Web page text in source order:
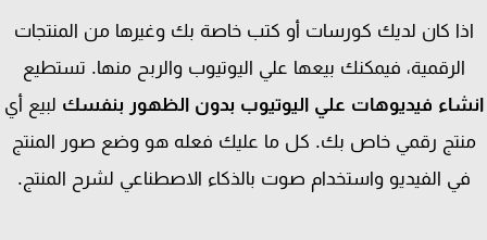
كان لديك كورسات أو كتب خاصة بك وغيرها من المنتجات
الرقمية، فيمكنك بيعها علي اليوتيوب والربح منها. تستطيع
فيديوهات علي اليوتيوب بدون الظهور بنفسكلبيع أي
رقمي خاص بك. كل ما عليك فعله هو وضع صور المنتج
الفيديو واستخدام صوت بالذكاء الاصطناعي لشرح المنتج.